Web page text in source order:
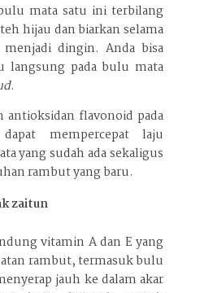
mata satu ini terbilang
hijau dan biarkan selama
menjadi dingin. Anda bisa
langsung pada bulu mata
.
antioksidan flavonoid pada
mempercepat laju
yang sudah ada sekaligus
rambut yang baru.
zaitun
vitamin A dan E yang
rambut, termasuk bulu
jauh ke dalam akar